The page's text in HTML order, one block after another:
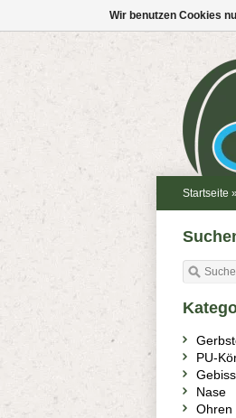
Startseite »
PU-
Nase
Ohren
Wir benutzen Cookies